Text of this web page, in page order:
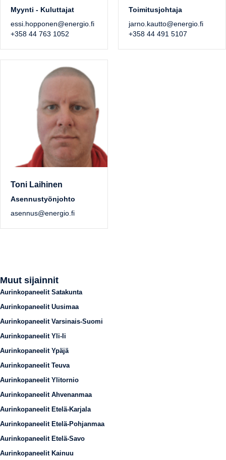
Myynti - Kuluttajat
essi.hopponen@energio.fi
+358 44 763 1052
Toimitusjohtaja
jarno.kautto@energio.fi
+358 44 491 5107
Toni Laihinen
Asennustyönjohto
asennus@energio.fi
Muut sijainnit
Aurinkopaneelit Satakunta
Aurinkopaneelit Uusimaa
Aurinkopaneelit Varsinais-Suomi
Aurinkopaneelit Yli-Ii
Aurinkopaneelit Ypäjä
Aurinkopaneelit Teuva
Aurinkopaneelit Ylitornio
Aurinkopaneelit Ahvenanmaa
Aurinkopaneelit Etelä-Karjala
Aurinkopaneelit Etelä-Pohjanmaa
Aurinkopaneelit Etelä-Savo
Aurinkopaneelit Kainuu